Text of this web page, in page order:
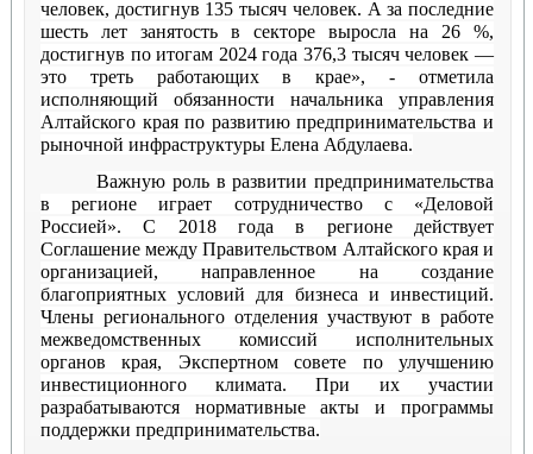
человек, достигнув 135 тысяч человек. А за последние
шесть лет занятость в секторе выросла на 26 %,
достигнув по итогам 2024 года 376,3 тысяч человек —
это треть работающих в крае», - отметила
исполняющий обязанности начальника управления
Алтайского края по развитию предпринимательства и
рыночной инфраструктуры Елена Абдулаева.
Важную роль в развитии предпринимательства
в регионе играет сотрудничество с «Деловой
Россией». С 2018 года в регионе действует
Соглашение между Правительством Алтайского края и
организацией, направленное на создание
благоприятных условий для бизнеса и инвестиций.
Члены регионального отделения участвуют в работе
межведомственных комиссий исполнительных
органов края, Экспертном совете по улучшению
инвестиционного климата. При их участии
разрабатываются нормативные акты и программы
поддержки предпринимательства.